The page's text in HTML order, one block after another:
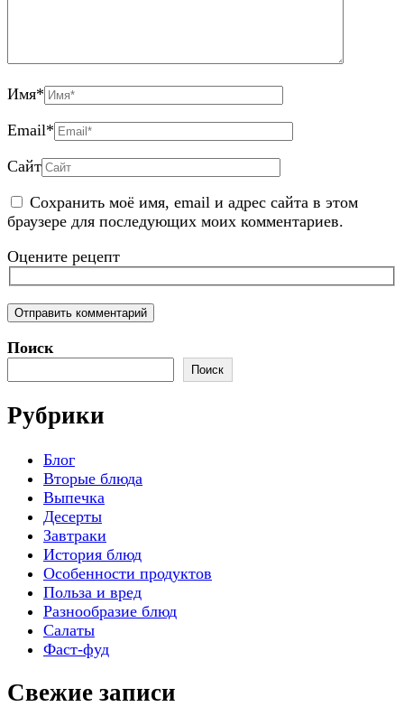
Имя*
Email*
Сайт
Сохранить моё имя, email и адрес сайта в этом
браузере для последующих моих комментариев.
Оцените рецепт
Поиск
Поиск
Рубрики
Блог
Вторые блюда
Выпечка
Десерты
Завтраки
История блюд
Особенности продуктов
Польза и вред
Разнообразие блюд
Салаты
Фаст-фуд
Свежие записи